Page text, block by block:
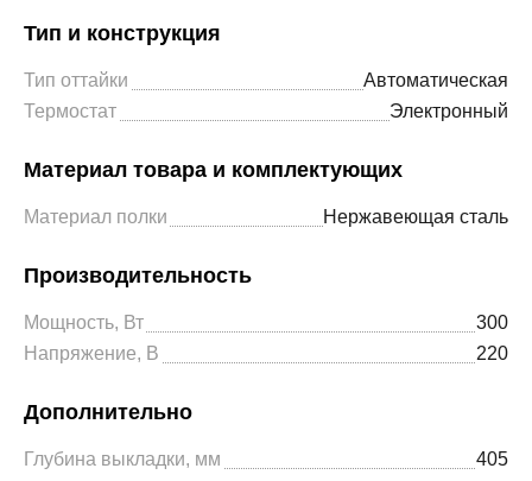
Тип и конструкция
Тип оттайки
Автоматическая
Термостат
Электронный
Материал товара и комплектующих
Материал полки Нержавеющая сталь
Производительность
Мощность, Вт
300
Напряжение, В
220
Дополнительно
Глубина выкладки, мм 405